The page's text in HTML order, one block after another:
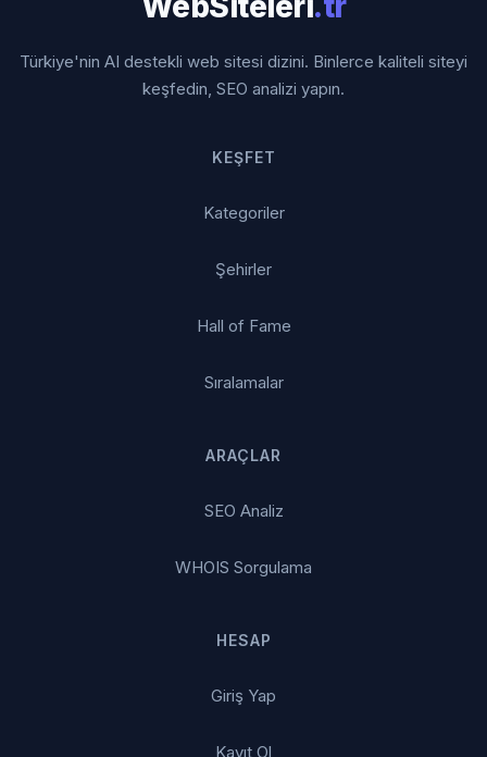
Türkiye'nin AI destekli web sitesi dizini. Binlerce kaliteli siteyi
keşfedin, SEO analizi yapın.
KEŞFET
Kategoriler
Şehirler
Hall of Fame
Sıralamalar
ARAÇLAR
SEO Analiz
WHOIS Sorgulama
HESAP
Giriş Yap
Kayıt Ol